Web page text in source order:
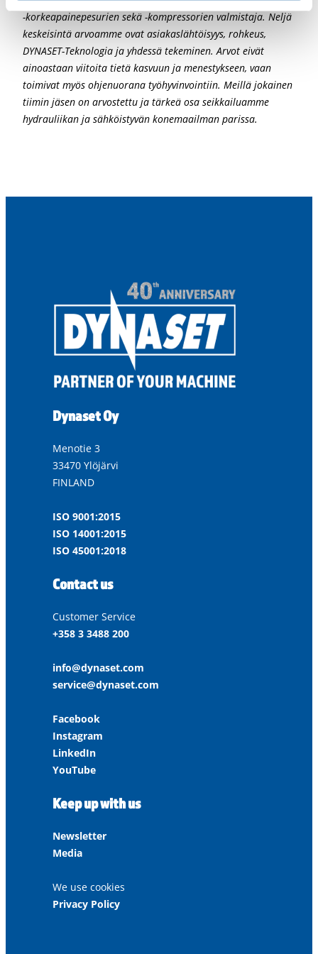
-korkeapainepesurien sekä -kompressorien valmistaja. Neljä
keskeisintä arvoamme ovat asiakaslähtöisyys, rohkeus,
DYNASET-Teknologia ja yhdessä tekeminen. Arvot eivät
ainoastaan viitoita tietä kasvuun ja menestykseen, vaan
toimivat myös ohjenuorana työhyvinvointiin. Meillä jokainen
tiimin jäsen on arvostettu ja tärkeä osa seikkailuamme
hydrauliikan ja sähköistyvän konemaailman parissa.
Dynaset Oy
Menotie 3
33470 Ylöjärvi
FINLAND
ISO 9001:2015
ISO 14001:2015
ISO 45001:2018
Contact us
Customer Service
+358 3 3488 200
info@dynaset.com
service@dynaset.com
Facebook
Instagram
LinkedIn
YouTube
Keep up with us
Newsletter
Media
We use cookies
Privacy Policy